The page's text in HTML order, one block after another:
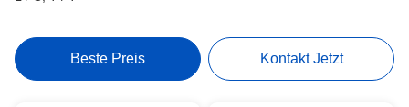
Beste Preis Kontakt Jetzt